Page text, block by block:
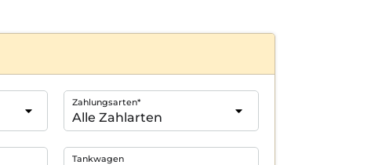
Zahlungsarten*
Tankwagen